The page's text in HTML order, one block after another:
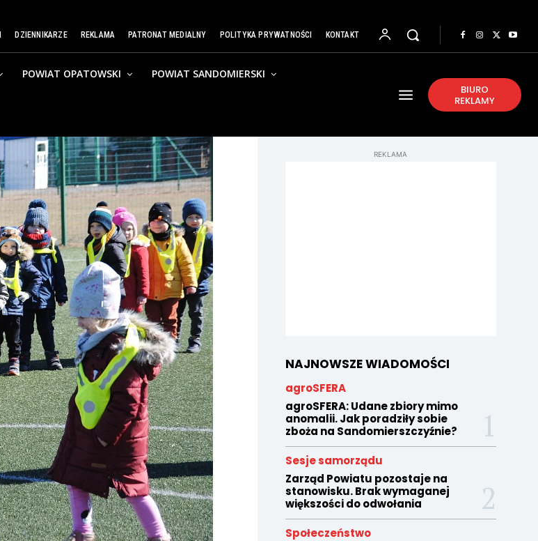
DZIENNIKARZE REKLAMA PATRONAT MEDIALNY POLITYKA PRYWATNOŚCI KONTAKT
POWIAT OPATOWSKI POWIAT SANDOMIERSKI
BIURO
REKLAMY
REKLAMA
NAJNOWSZE WIADOMOŚCI
agroSFERA
agroSFERA: Udane zbiory mimo
anomalii. Jak poradziły sobie
zboża na Sandomierszczyźnie?
Sesje samorządu
Zarząd Powiatu pozostaje na
stanowisku. Brak wymaganej
większości do odwołania
Społeczeństwo